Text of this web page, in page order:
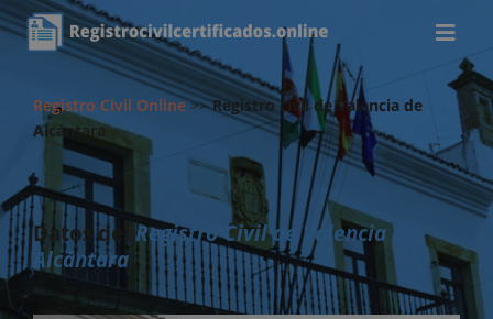
Registro Civil Online>>Registro civil de Valencia de
Alcántara
Datos del Registro Civil de Valencia de
Alcántara